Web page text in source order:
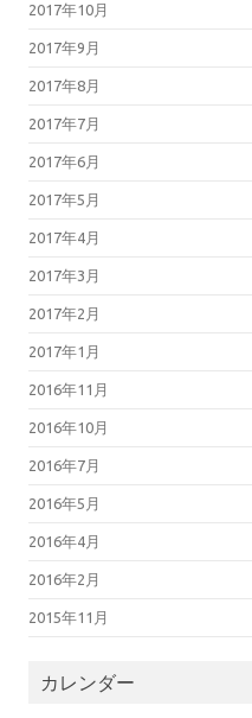
2017年10月
2017年9月
2017年8月
2017年7月
2017年6月
2017年5月
2017年4月
2017年3月
2017年2月
2017年1月
2016年11月
2016年10月
2016年7月
2016年5月
2016年4月
2016年2月
2015年11月
カレンダー